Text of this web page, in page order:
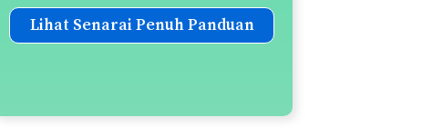
Lihat Senarai Penuh Panduan